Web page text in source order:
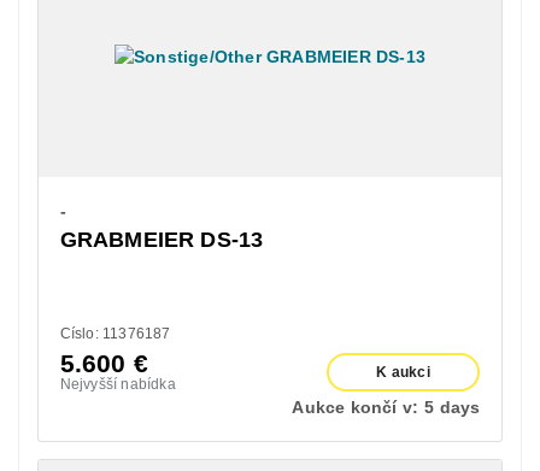
-
GRABMEIER DS-13
Císlo: 11376187
5.600 €
Nejvyšší nabídka
K aukci
Aukce končí v: 5 days